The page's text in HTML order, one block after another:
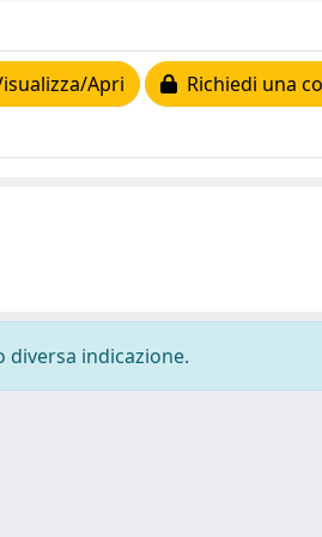
Apri Richiedi una
indicazione.